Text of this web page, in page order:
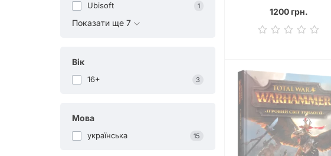
Ubisoft 1
Показати ще 7
Вік
16+ 3
Мова
українська 15
1200 грн.